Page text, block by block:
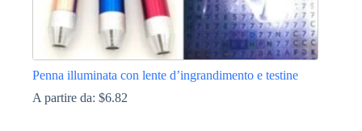
Penna illuminata con lente d’ingrandimento e testine
A partire da: $6.82